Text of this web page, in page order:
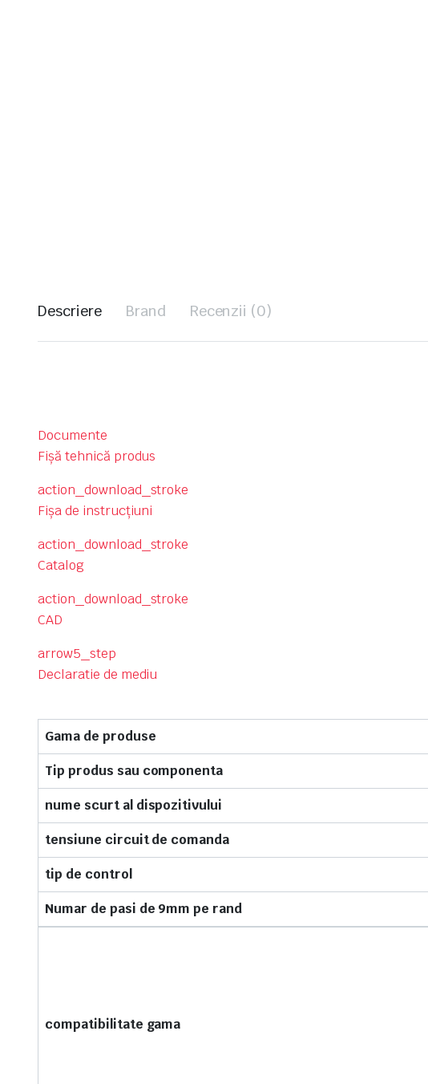
Descriere Brand Recenzii (0)
Documente
Fişă tehnică produs
action_download_stroke
Fişa de instrucţiuni
action_download_stroke
Catalog
action_download_stroke
CAD
arrow5_step
Declaratie de mediu
Gama de produse
Tip produs sau componenta
nume scurt al dispozitivului
tensiune circuit de comanda
tip de control
Numar de pasi de 9mm pe rand
compatibilitate gama